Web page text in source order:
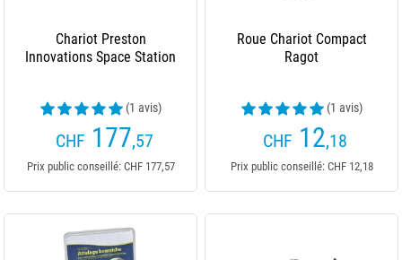
Chariot Preston
Innovations Space Station
(1 avis)
CHF 177,57
Prix public conseillé: CHF 177,57
Roue Chariot Compact
Ragot
(1 avis)
CHF 12,18
Prix public conseillé: CHF 12,18